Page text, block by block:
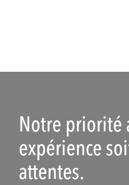
Notre priorité
expérience
attentes.